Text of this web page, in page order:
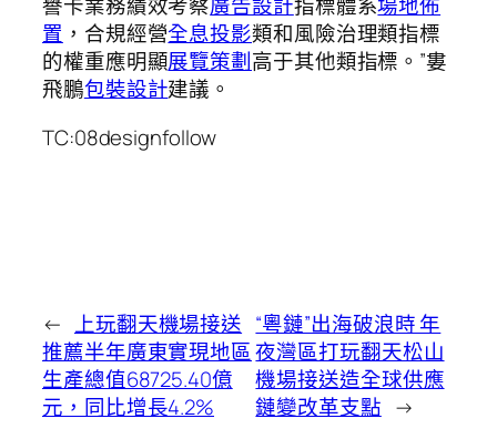
譽卡業務績效考察廣告設計指標體系場地佈
置 ，合規經營全息投影類和風險治理類指標
的權重應明顯展覽策劃高于其他類指標。”婁
飛鵬包裝設計建議。
TC:08designfollow
← 上玩翻天機場接送
推薦半年廣東實現地區
生產總值68725.40億
元，同比增長4.2%
“粵鏈”出海破浪時 年
夜灣區打玩翻天松山
機場接送造全球供應
鏈變改革支點 →